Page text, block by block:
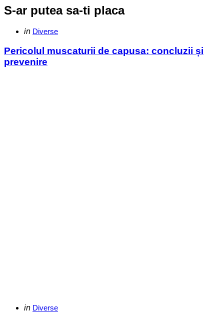
S-ar putea sa-ti placa
Categories
Posted
in Diverse
Pericolul muscaturii de capusa: concluzii și
prevenire
Categories
Posted
in Diverse